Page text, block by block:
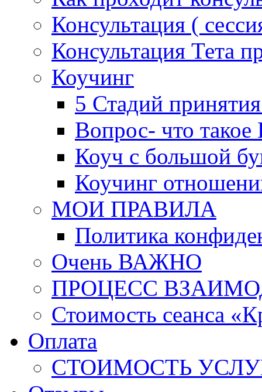
Консультация (
Консультация Тета
Коучинг
5 Стадий
Вопрос- что такое
Коуч с большой
Коучинг
МОИ ПРАВИЛА
Политика
Очень ВАЖНО
ПРОЦЕСС
Стоимость сеанса
Оплата
СТОИМОСТЬ